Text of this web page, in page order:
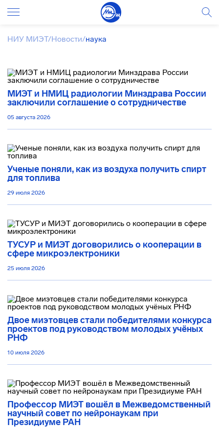
НИУ МИЭТ/Новости/наука
МИЭТ и НМИЦ радиологии Минздрава России
заключили соглашение о сотрудничестве
05 августа 2026
Ученые поняли, как из воздуха получить спирт
для топлива
29 июля 2026
ТУСУР и МИЭТ договорились о кооперации в
сфере микроэлектроники
25 июля 2026
Двое миэтовцев стали победителями конкурса
проектов под руководством молодых учёных
РНФ
10 июля 2026
Профессор МИЭТ вошёл в Межведомственный
научный совет по нейронаукам при
Президиуме РАН